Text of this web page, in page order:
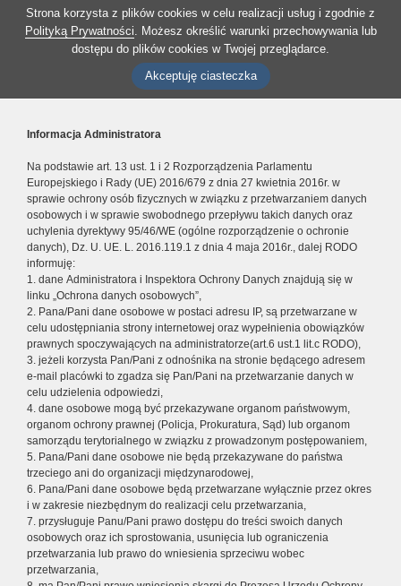
Strona korzysta z plików cookies w celu realizacji usług i zgodnie z
Polityką Prywatności. Możesz określić warunki przechowywania lub
dostępu do plików cookies w Twojej przeglądarce.
Akceptuję ciasteczka
Informacja Administratora
Na podstawie art. 13 ust. 1 i 2 Rozporządzenia Parlamentu
Europejskiego i Rady (UE) 2016/679 z dnia 27 kwietnia 2016r. w
sprawie ochrony osób fizycznych w związku z przetwarzaniem danych
osobowych i w sprawie swobodnego przepływu takich danych oraz
uchylenia dyrektywy 95/46/WE (ogólne rozporządzenie o ochronie
danych), Dz. U. UE. L. 2016.119.1 z dnia 4 maja 2016r., dalej RODO
informuję:
1. dane Administratora i Inspektora Ochrony Danych znajdują się w
linku „Ochrona danych osobowych”,
2. Pana/Pani dane osobowe w postaci adresu IP, są przetwarzane w
celu udostępniania strony internetowej oraz wypełnienia obowiązków
prawnych spoczywających na administratorze(art.6 ust.1 lit.c RODO),
3. jeżeli korzysta Pan/Pani z odnośnika na stronie będącego adresem
e-mail placówki to zgadza się Pan/Pani na przetwarzanie danych w
celu udzielenia odpowiedzi,
4. dane osobowe mogą być przekazywane organom państwowym,
organom ochrony prawnej (Policja, Prokuratura, Sąd) lub organom
samorządu terytorialnego w związku z prowadzonym postępowaniem,
5. Pana/Pani dane osobowe nie będą przekazywane do państwa
trzeciego ani do organizacji międzynarodowej,
6. Pana/Pani dane osobowe będą przetwarzane wyłącznie przez okres
i w zakresie niezbędnym do realizacji celu przetwarzania,
7. przysługuje Panu/Pani prawo dostępu do treści swoich danych
osobowych oraz ich sprostowania, usunięcia lub ograniczenia
przetwarzania lub prawo do wniesienia sprzeciwu wobec
przetwarzania,